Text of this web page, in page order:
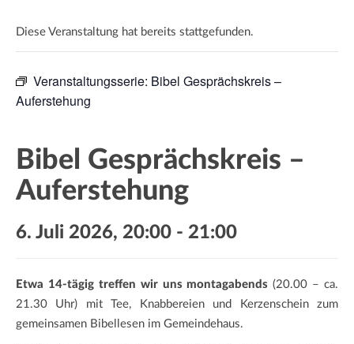
l
Diese Veranstaltung hat bereits stattgefunden.
Veranstaltungsserie: Bibel Gesprächskreis –
Auferstehung
Bibel Gesprächskreis –
Auferstehung
6. Juli 2026, 20:00 - 21:00
Etwa 14-tägig treffen wir uns montagabends (20.00 – ca.
21.30 Uhr) mit Tee, Knabbereien und Kerzenschein zum
gemeinsamen Bibellesen im Gemeindehaus.